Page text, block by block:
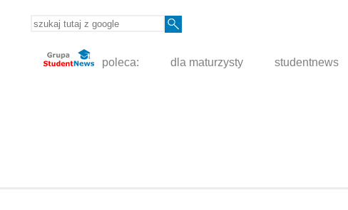
poleca: dla maturzysty studentnews